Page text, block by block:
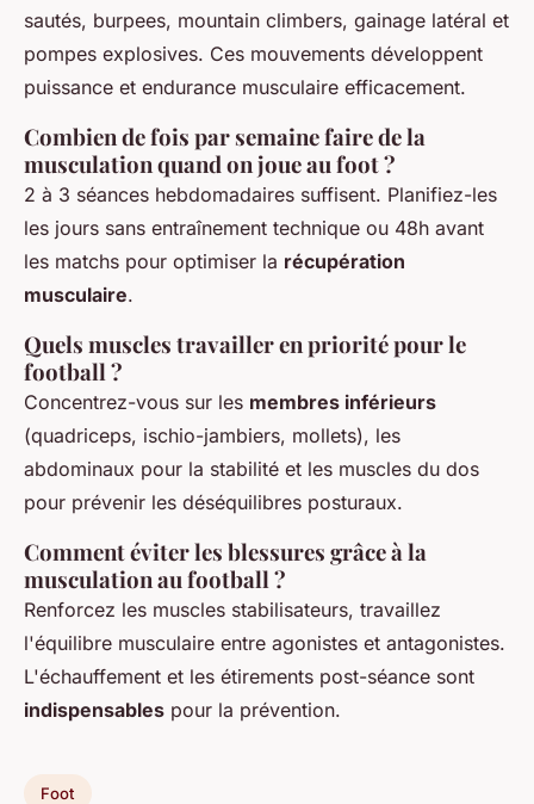
sautés, burpees, mountain climbers, gainage latéral et
pompes explosives. Ces mouvements développent
puissance et endurance musculaire efficacement.
Combien de fois par semaine faire de la
musculation quand on joue au foot ?
2 à 3 séances hebdomadaires suffisent. Planifiez-les
les jours sans entraînement technique ou 48h avant
les matchs pour optimiser la récupération
musculaire.
Quels muscles travailler en priorité pour le
football ?
Concentrez-vous sur les membres inférieurs
(quadriceps, ischio-jambiers, mollets), les
abdominaux pour la stabilité et les muscles du dos
pour prévenir les déséquilibres posturaux.
Comment éviter les blessures grâce à la
musculation au football ?
Renforcez les muscles stabilisateurs, travaillez
l'équilibre musculaire entre agonistes et antagonistes.
L'échauffement et les étirements post-séance sont
indispensables pour la prévention.
Foot